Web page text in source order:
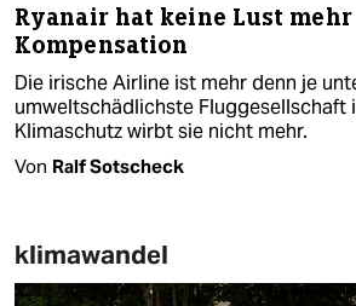
Ryanair hat keine Lust mehr
Kompensation
Die irische Airline ist mehr denn je
umweltschädlichste Fluggesellschaft
Klimaschutz wirbt sie nicht mehr.
Von Ralf Sotscheck
klimawandel